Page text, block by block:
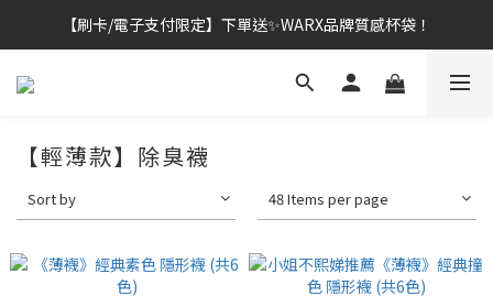
👔挺爸行動：全館襪款【最低$149起】✨立即下單！
【刷卡/電子支付限定】下單送✨WARX品牌質感杯袋！
👔挺爸行動：全館襪款【最低$149起】✨立即下單！
【輕薄款】除臭襪
Sort by 48 Items per page